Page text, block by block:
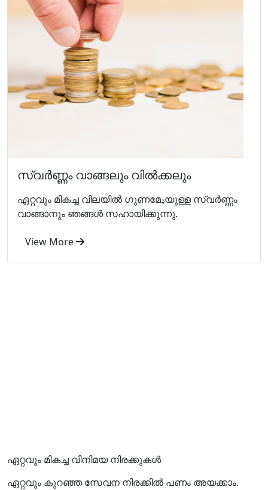
സ്വര്‍ണ്ണം വാങ്ങലും വില്‍ക്കലും
ഏറ്റവും മികച്ച വിലയില്‍ ഗുണമേډയുള്ള സ്വര്‍ണ്ണം
വാങ്ങാനും ഞങ്ങള്‍ സഹായിക്കുന്നു.
View More
ഏറ്റവും മികച്ച വിനിമയ നിരക്കുകള്‍
ഏറ്റവും കുറഞ്ഞ സേവന നിരക്കില്‍ പണം അയക്കാം.